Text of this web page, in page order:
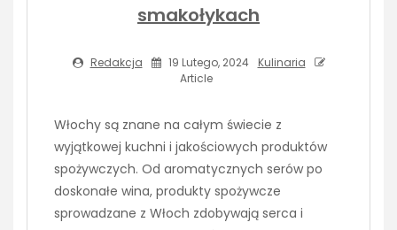
smakołykach
Redakcja 19 Lutego, 2024
Kulinaria
Article
Włochy są znane na całym świecie z
wyjątkowej kuchni i jakościowych produktów
spożywczych. Od aromatycznych serów po
doskonałe wina, produkty spożywcze
sprowadzane z Włoch zdobywają serca i